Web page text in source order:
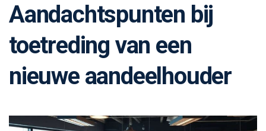
Aandachtspunten bij
toetreding van een
nieuwe aandeelhouder